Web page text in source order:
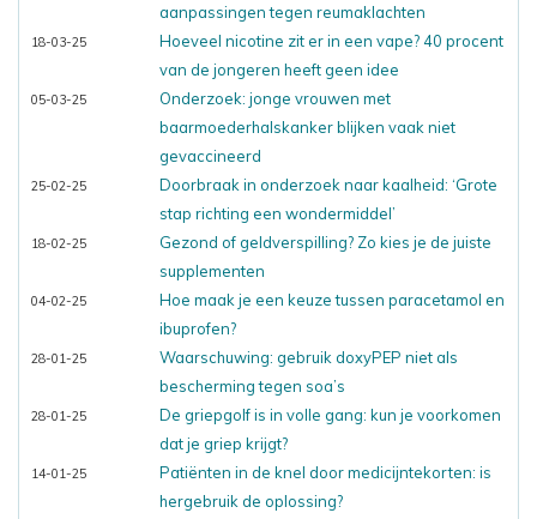
aanpassingen tegen reumaklachten
18-03-25
Hoeveel nicotine zit er in een vape? 40 procent
van de jongeren heeft geen idee
05-03-25
Onderzoek: jonge vrouwen met
baarmoederhalskanker blijken vaak niet
gevaccineerd
25-02-25
Doorbraak in onderzoek naar kaalheid: ‘Grote
stap richting een wondermiddel’
18-02-25
Gezond of geldverspilling? Zo kies je de juiste
supplementen
04-02-25
Hoe maak je een keuze tussen paracetamol en
ibuprofen?
28-01-25
Waarschuwing: gebruik doxyPEP niet als
bescherming tegen soa’s
28-01-25
De griepgolf is in volle gang: kun je voorkomen
dat je griep krijgt?
14-01-25
Patiënten in de knel door medicijntekorten: is
hergebruik de oplossing?